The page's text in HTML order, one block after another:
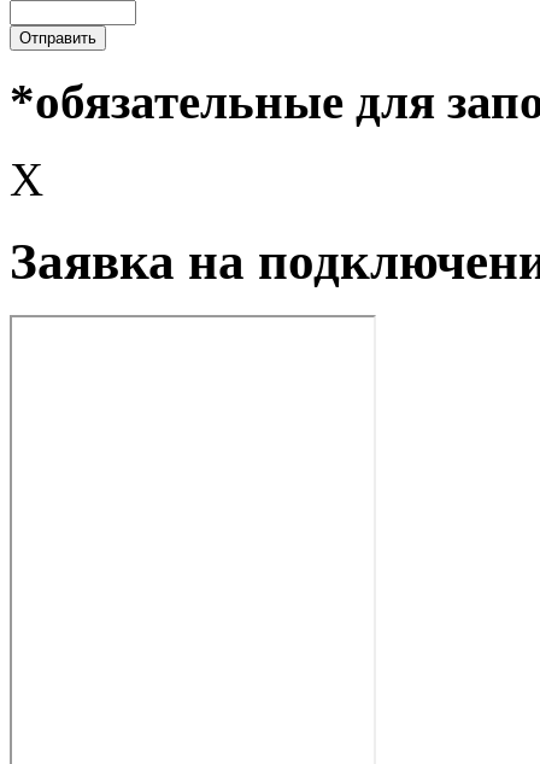
*обязательные для
X
Заявка на